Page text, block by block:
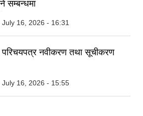
सम्बन्धमा
July 16, 2026 - 16:31
परिचयपत्र नवीकरण तथा सूचीकरण
July 16, 2026 - 15:55